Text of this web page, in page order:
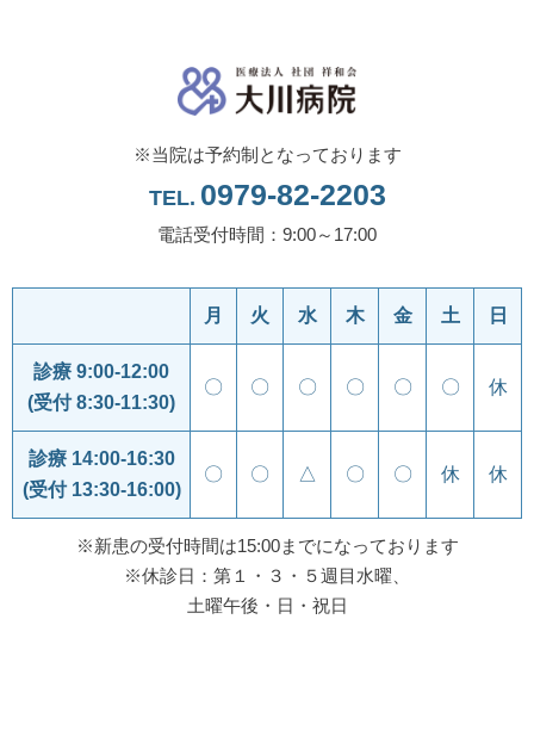
※当院は予約制となっております
TEL. 0979-82-2203
電話受付時間：9:00～17:00
月 火 水 木 金 土 日
診療 9:00-12:00
(受付 8:30-11:30)
〇 〇 〇 〇 〇 〇 休
診療 14:00-16:30
(受付 13:30-16:00)
〇 〇 △ 〇 〇 休 休
※新患の受付時間は15:00までになっております
※休診日：第１・３・５週目水曜、
土曜午後・日・祝日